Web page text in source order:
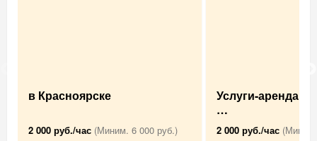
в Красноярске
2 000 руб./час (Миним. 6 000 руб.)
Услуги-аренда
…
2 000 руб./час